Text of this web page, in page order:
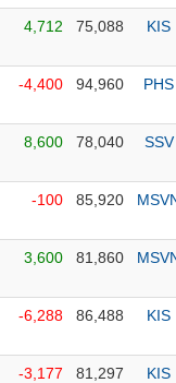
4,712 75,088 KIS
-4,400 94,960 PHS
8,600 78,040 SSV
-100 85,920
3,600 81,860
-6,288 86,488 KIS
-3,177 81,297 KIS